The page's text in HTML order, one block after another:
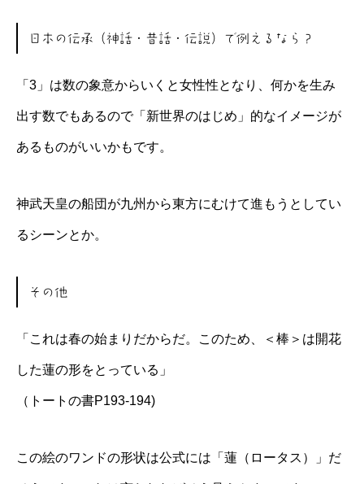
日本の伝承（神話・昔話・伝説）で例えるなら？
「3」は数の象意からいくと女性性となり、何かを生み
出す数でもあるので「新世界のはじめ」的なイメージが
あるものがいいかもです。
神武天皇の船団が九州から東方にむけて進もうとしてい
るシーンとか。
その他
「これは春の始まりだからだ。このため、＜棒＞は開花
した蓮の形をとっている」
（トートの書P193-194)
この絵のワンドの形状は公式には「蓮（ロータス）」だ